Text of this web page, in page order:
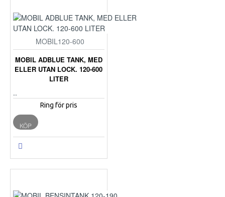
MOBIL120-600
MOBIL ADBLUE TANK, MED
ELLER UTAN LOCK. 120-600
LITER
..
Ring för pris
KÖP